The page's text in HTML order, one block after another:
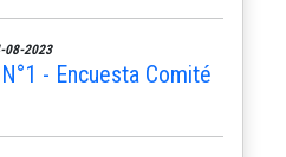
08-2023
- Encuesta Comité